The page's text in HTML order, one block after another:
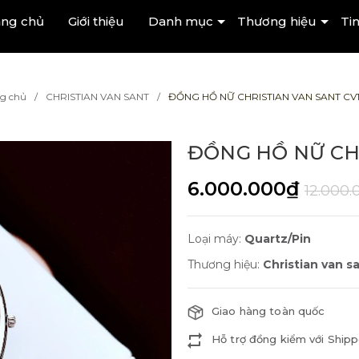
chủ Giới thiệu Danh mục Thương hiệu
chủ CHRISTIAN VAN SANT ĐỒNG HỒ NỮ CHRISTIAN VAN SANT
ĐỒNG HỒ NỮ
6.000.000₫
Loại máy: Quartz/Pin
Thương hiệu: Christian van
Giao hàng toàn quốc
Hỗ trợ đồng kiểm với